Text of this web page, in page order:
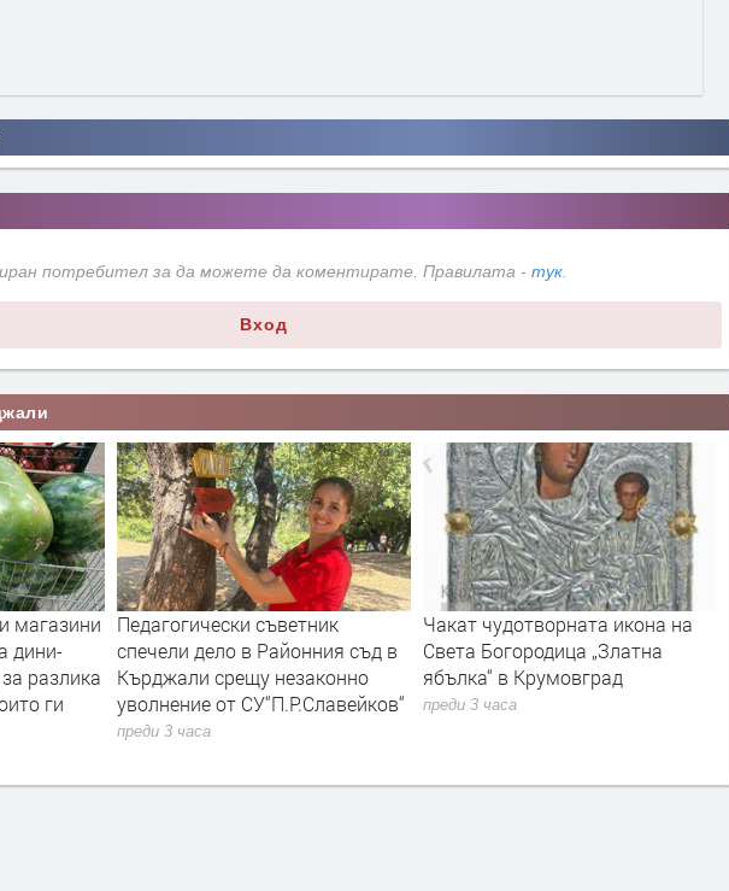
потребител за да можете да коментирате. Правилата - тук.
Вход
магазини
дини-
разлика
ги
Педагогически съветник
спечели дело в Районния съд в
Кърджали срещу незаконно
уволнение от СУ“П.Р.Славейков“
преди 3 часа
Чакат чудотворната икона на
Света Богородица „Златна
ябълка“ в Крумовград
преди 3 часа